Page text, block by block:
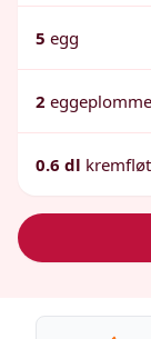
5 egg
2
0.6 dl